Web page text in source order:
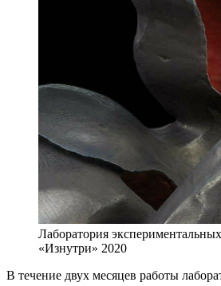
Лаборатория
«Изнутри» 2020
В течение двух месяцев работы